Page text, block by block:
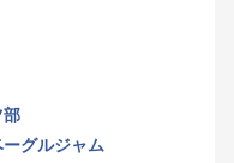
部
グルジャム